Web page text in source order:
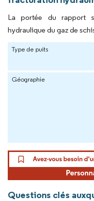
La portée du rapport
hydraulique du gaz de
Type de puits
Géographie
Questions clés